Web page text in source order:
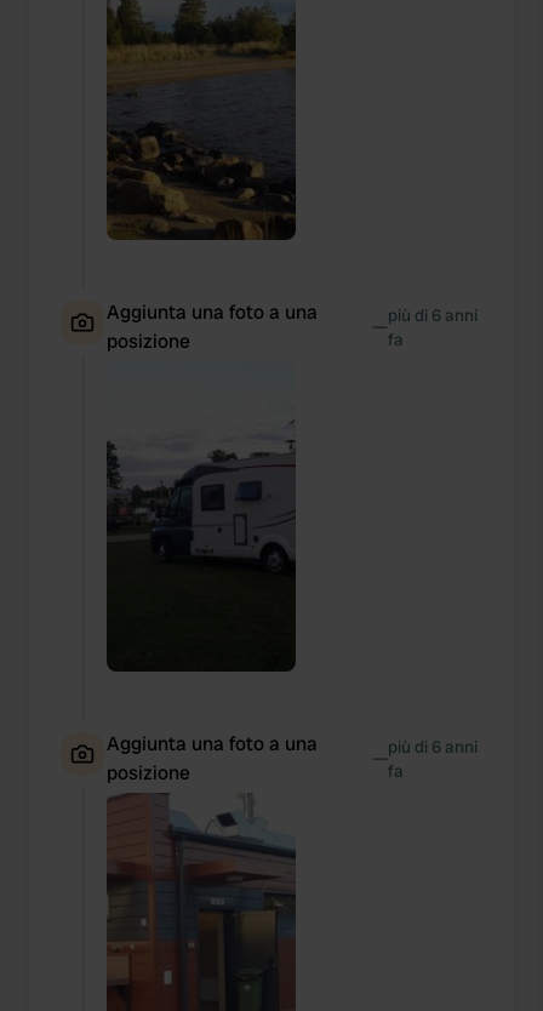
Aggiunta una foto a una
posizione
—più di 6 anni
fa
Aggiunta una foto a una
posizione
—più di 6 anni
fa